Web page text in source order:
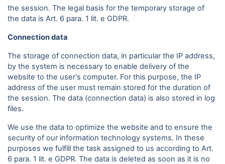
the session. The legal basis for the temporary storage of
the data is Art. 6 para. 1 lit. e GDPR.
Connection data
The storage of connection data, in particular the IP address,
by the system is necessary to enable delivery of the
website to the user's computer. For this purpose, the IP
address of the user must remain stored for the duration of
the session. The data (connection data) is also stored in log
files.
We use the data to optimize the website and to ensure the
security of our information technology systems. In these
purposes we fulfill the task assigned to us according to Art.
6 para. 1 lit. e GDPR. The data is deleted as soon as it is no